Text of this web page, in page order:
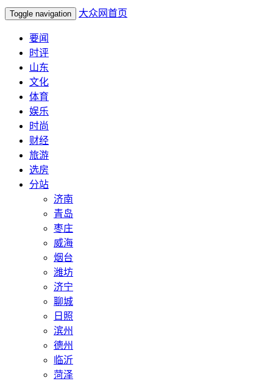
Toggle navigation 大众网首页
要闻
时评
山东
文化
体育
娱乐
时尚
财经
旅游
选房
分站
济南
青岛
枣庄
威海
烟台
潍坊
济宁
聊城
日照
滨州
德州
临沂
菏泽